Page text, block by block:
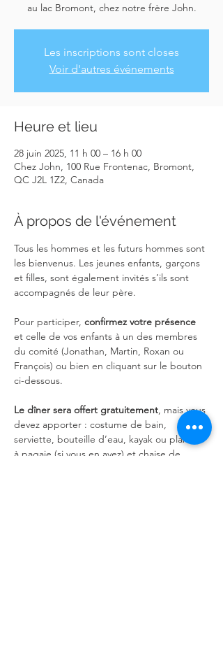
au lac Bromont, chez notre frère John.
Les inscriptions sont closes
Voir d'autres événements
Heure et lieu
28 juin 2025, 11 h 00 – 16 h 00
Chez John, 100 Rue Frontenac, Bromont,
QC J2L 1Z2, Canada
À propos de l'événement
Tous les hommes et les futurs hommes sont
les bienvenus. Les jeunes enfants, garçons
et filles, sont également invités s’ils sont
accompagnés de leur père.
Pour participer, confirmez votre présence
et celle de vos enfants à un des membres
du comité (Jonathan, Martin, Roxan ou
François) ou bien en cliquant sur le bouton
ci-dessous.
Le dîner sera offert gratuitement, mais vous
devez apporter : costume de bain,
serviette, bouteille d’eau, kayak ou planche
à pagaie (si vous en avez) et chaise de